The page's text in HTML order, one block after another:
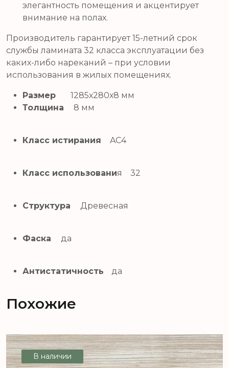
элегантность помещения и акцентирует
внимание на полах.
Производитель гарантирует 15-летний срок
службы ламината 32 класса эксплуатации без
каких-либо нареканий – при условии
использования в жилых помещениях.
Размер
1285х280х8 мм
Толщина
8 мм
Класс истирания AC4
Класс использования 32
Структура Древесная
Фаска да
Антистатичность да
Похожие
В наличии